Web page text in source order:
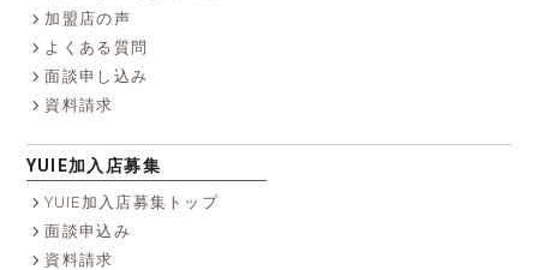
加盟店の声
よくある質問
面談申し込み
資料請求
YUIE加入店募集
YUIE加入店募集トップ
面談申込み
資料請求